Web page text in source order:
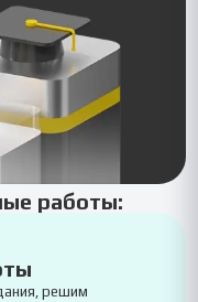
работы:
решим